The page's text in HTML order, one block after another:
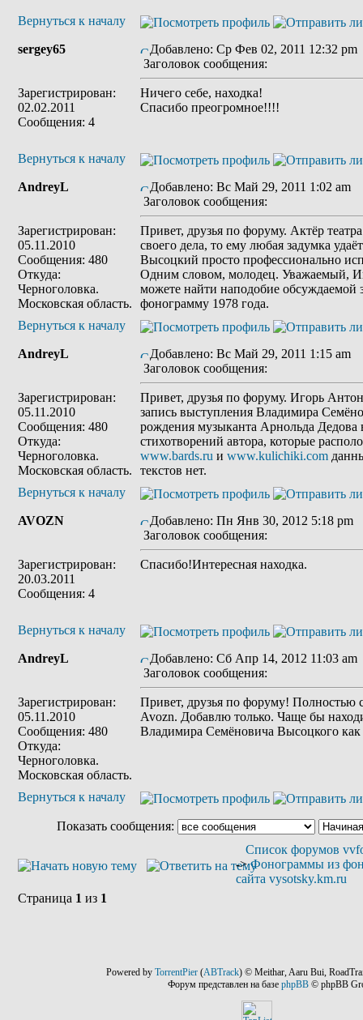
Вернуться к началу
sergey65
Зарегистрирован:
02.02.2011
Сообщения: 4
Добавлено: Ср Фев 02, 2011 12:32 pm
Заголовок сообщения:
Ничего себе, находка!
Спасибо преогромное!!!!
Вернуться к началу
AndreyL
Зарегистрирован:
05.11.2010
Сообщения: 480
Откуда:
Черноголовка.
Московская область.
Добавлено: Вс Май 29, 2011 1:02 am
Заголовок сообщения:
Привет, друзья по форуму. Актёр
своего дела, то ему любая задумка
Высоцкий просто профессионально
Одним словом, молодец. Уважаемый,
можете найти наподобие обсуждаемой
фонограмму 1978 года.
Вернуться к началу
AndreyL
Зарегистрирован:
05.11.2010
Сообщения: 480
Откуда:
Черноголовка.
Московская область.
Добавлено: Вс Май 29, 2011 1:15 am
Заголовок сообщения:
Привет, друзья по форуму. Игорь
запись выступления Владимира
рождения музыканта Арнольда
стихотворений автора, которые
www.bards.ru и www.kulichiki.com
текстов нет.
Вернуться к началу
AVOZN
Зарегистрирован:
20.03.2011
Сообщения: 4
Добавлено: Пн Янв 30, 2012 5:18 pm
Заголовок сообщения:
Спасибо!Интересная находка.
Вернуться к началу
AndreyL
Зарегистрирован:
05.11.2010
Сообщения: 480
Откуда:
Черноголовка.
Московская область.
Добавлено: Сб Апр 14, 2012 11:03 am
Заголовок сообщения:
Привет, друзья по форуму! Полностью
Avozn. Добавлю только. Чаще бы
Владимира Семёновича Высоцкого как
Вернуться к началу
Показать сообщения:
Список форумов
->Фонограммы из
сайта vysotsky.km.ru
Страница 1 из 1
Powered by TorrentPier (ABTrack) © Meithar, Aaru Bui,
Форум представлен на базе phpBB© phpBB